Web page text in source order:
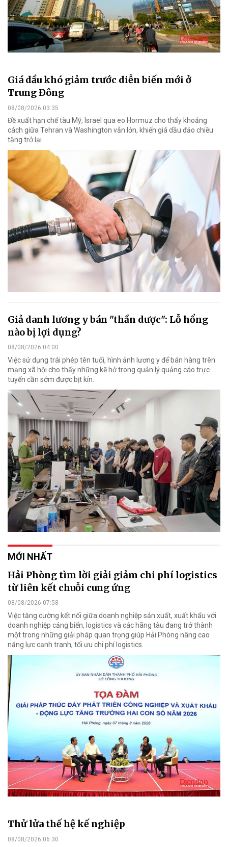
Giá dầu khó giảm trước diễn biến mới ở
Trung Đông
08/08/2026 03:35
Đề xuất hạn chế tàu Mỹ, Israel qua eo Hormuz cho thấy khoảng
cách giữa Tehran và Washington vẫn lớn, khiến giá dầu đảo chiều
tăng trở lại.
Giả danh lương y bán "thần dược": Lỗ hổng
nào bị lợi dụng?
08/08/2026 04:00
Việc sử dụng trái phép tên tuổi, hình ảnh lương y để bán hàng trên
mạng xã hội cho thấy những kẽ hở trong quản lý quảng cáo trực
tuyến cần sớm được bịt kín.
MỚI NHẤT
Hải Phòng tìm lời giải giảm chi phí logistics
từ liên kết chuỗi cung ứng
08/08/2026 07:58
Việc tăng cường kết nối giữa doanh nghiệp sản xuất, xuất khẩu với
doanh nghiệp cảng biển, logistics và các hãng tàu đang trở thành
một trong những giải pháp quan trọng giúp Hải Phòng nâng cao
năng lực cạnh tranh, tối ưu chi phí logistics.
Thử lửa thế hệ kế nghiệp
08/08/2026 06:30